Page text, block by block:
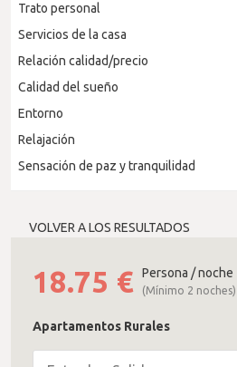
Trato personal
Servicios de la casa
Relación calidad/precio
Calidad del sueño
Entorno
Relajación
Sensación de paz y tranquilidad
VOLVER A LOS RESULTADOS
18.75 € Persona / noche
(Mínimo 2 noches)
Apartamentos Rurales